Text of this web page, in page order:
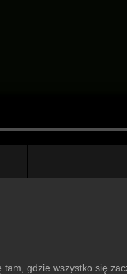
gdzie wszystko się